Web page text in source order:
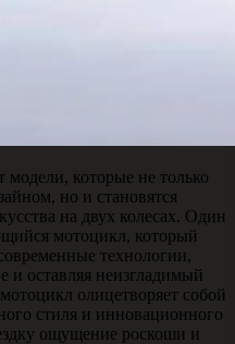
которые не только
но и становятся
на двух колесах. Один
мотоцикл, который
технологии,
и оставляя неизгладимый
олицетворяет собой
стиля и инновационного
ощущение роскоши и